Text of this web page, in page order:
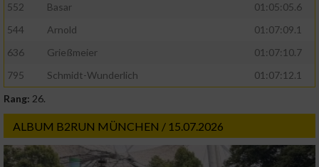
552
Basar
01:05:05.6
544
Arnold
01:07:09.1
636
Grießmeier
01:07:10.7
795
Schmidt-Wunderlich
01:07:12.1
Rang: 26.
ALBUM B2RUN MÜNCHEN / 15.07.2026
Verwendung reduzierter Daten zur Auswahl
Erstellung von Profilen für personalisierte
Verwendung von Profilen zur Auswahl
Erstellung von Profilen zur Personalisierung
von Inhalten